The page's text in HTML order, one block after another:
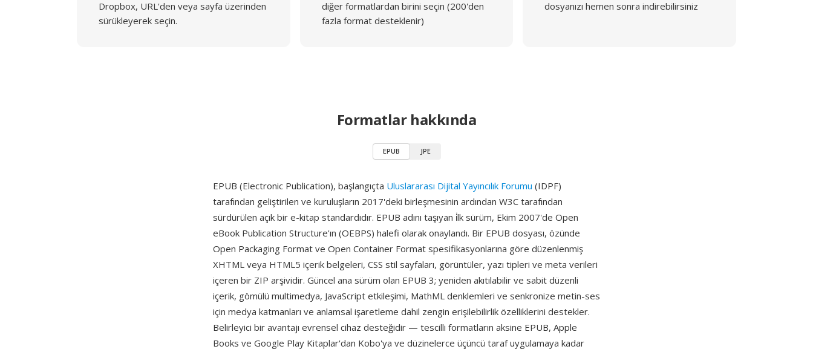
Dropbox, URL'den veya sayfa üzerinden
sürükleyerek seçin.
diğer formatlardan birini seçin (200'den
fazla format desteklenir)
dosyanızı hemen sonra indirebilirsiniz
Formatlar hakkında
EPUB JPE
EPUB (Electronic Publication), başlangıçta Uluslararası Dijital Yayıncılık Forumu (IDPF)
tarafından geliştirilen ve kuruluşların 2017'deki birleşmesinin ardından W3C tarafından
sürdürülen açık bir e-kitap standardıdır. EPUB adını taşıyan i̇lk sürüm, Ekim 2007'de Open
eBook Publication Structure'ın (OEBPS) halefi olarak onaylandı. Bir EPUB dosyası, özünde
Open Packaging Format ve Open Container Format spesifikasyonlarına göre düzenlenmiş
XHTML veya HTML5 içerik belgeleri, CSS stil sayfaları, görüntüler, yazı tipleri ve meta verileri
içeren bir ZIP arşividir. Güncel ana sürüm olan EPUB 3; yeniden akıtılabilir ve sabit düzenli
içerik, gömülü multimedya, JavaScript etkileşimi, MathML denklemleri ve senkronize metin-ses
için medya katmanları ve anlamsal işaretleme dahil zengin erişilebilirlik özelliklerini destekler.
Belirleyici bir avantajı evrensel cihaz desteğidir — tescilli formatların aksine EPUB, Apple
Books ve Google Play Kitaplar'dan Kobo'ya ve düzinelerce üçüncü taraf uygulamaya kadar